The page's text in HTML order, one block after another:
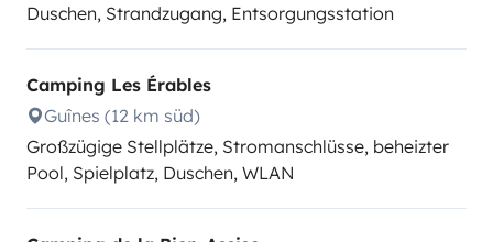
Duschen, Strandzugang, Entsorgungsstation
Camping Les Érables
Guînes (12 km süd)
Großzügige Stellplätze, Stromanschlüsse, beheizter
Pool, Spielplatz, Duschen, WLAN